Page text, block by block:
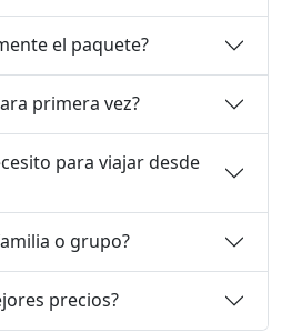
el paquete?
primera vez?
para viajar desde
o grupo?
precios?